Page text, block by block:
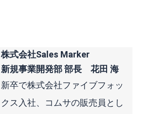
株式会社Sales Marker
新規事業開発部 部長 花田 海
新卒で株式会社ファイブフォッ
クス入社、コムサの販売員とし